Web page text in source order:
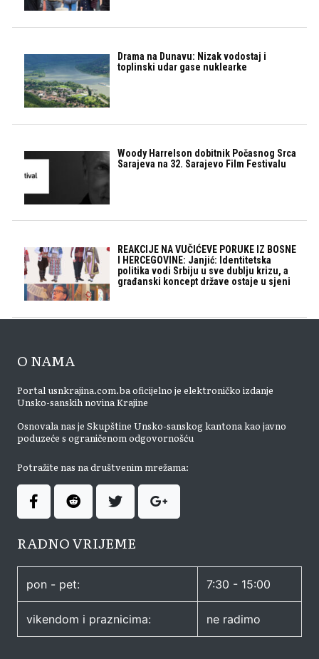
Drama na Dunavu: Nizak vodostaj i
toplinski udar gase nuklearke
Woody Harrelson dobitnik Počasnog Srca
Sarajeva na 32. Sarajevo Film Festivalu
REAKCIJE NA VUČIĆEVE PORUKE IZ BOSNE
I HERCEGOVINE: Janjić: Identitetska
politika vodi Srbiju u sve dublju krizu, a
građanski koncept države ostaje u sjeni
O NAMA
Portal usnkrajina.com.ba oficijelno je elektroničko izdanje
Unsko-sanskih novina Krajine
Osnovala nas je Skupštine Unsko-sanskog kantona kao javno
poduzeće s ograničenom odgovornošću
Potražite nas na društvenim mrežama:
RADNO VRIJEME
pon - pet: 7:30 - 15:00
vikendom i praznicima: ne radimo